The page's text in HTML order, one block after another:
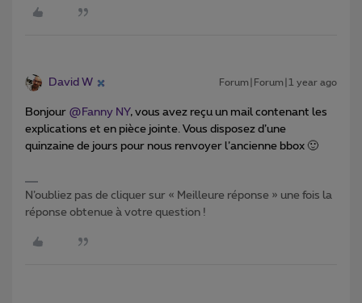
David W Forum|Forum|1 year ago
Bonjour ​ @Fanny NY, vous avez reçu un mail contenant les
explications et en pièce jointe. Vous disposez d’une
quinzaine de jours pour nous renvoyer l’ancienne bbox 🙂
N’oubliez pas de cliquer sur « Meilleure réponse » une fois la
réponse obtenue à votre question !